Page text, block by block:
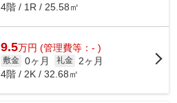
4階 / 1R / 25.58㎡
9.5万円 (管理費等：- )
敷金 0ヶ月 礼金
2ヶ月
4階 / 2K / 32.68㎡